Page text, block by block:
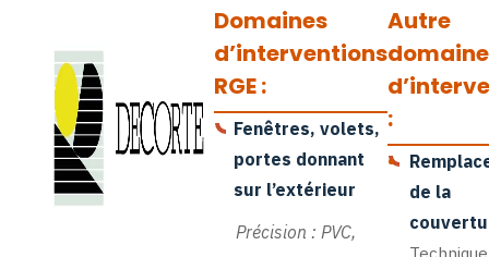
Domaines
d’interventions
RGE :
Fenêtres, volets,
portes donnant
sur l’extérieur
Précision : PVC,
Autre
domaine
:
•
de la
Technique